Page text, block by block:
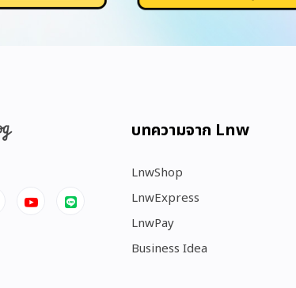
บทความจาก Lnw
LnwShop
LnwExpress
LnwPay
Business Idea